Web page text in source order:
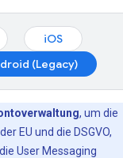
iOS
(Legacy)
, um die
EU und die DSGVO,
User Messaging